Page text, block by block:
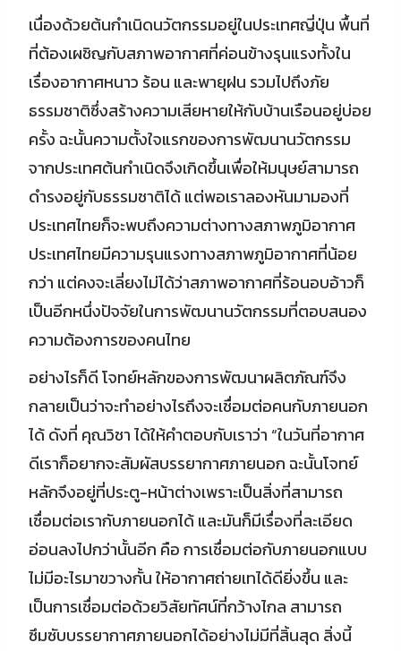
เนื่องด้วยต้นกำเนิดนวัตกรรมอยู่ในประเทศญี่ปุ่น พื้นที่
ที่ต้องเผชิญกับสภาพอากาศที่ค่อนข้างรุนแรงทั้งใน
เรื่องอากาศหนาว ร้อน และพายุฝน รวมไปถึงภัย
ธรรมชาติซึ่งสร้างความเสียหายให้กับบ้านเรือนอยู่บ่อย
ครั้ง ฉะนั้นความตั้งใจแรกของการพัฒนานวัตกรรม
จากประเทศต้นกำเนิดจึงเกิดขึ้นเพื่อให้มนุษย์สามารถ
ดำรงอยู่กับธรรมชาติได้ แต่พอเราลองหันมามองที่
ประเทศไทยก็จะพบถึงความต่างทางสภาพภูมิอากาศ
ประเทศไทยมีความรุนแรงทางสภาพภูมิอากาศที่น้อย
กว่า แต่คงจะเลี่ยงไม่ได้ว่าสภาพอากาศที่ร้อนอบอ้าวก็
เป็นอีกหนึ่งปัจจัยในการพัฒนานวัตกรรมที่ตอบสนอง
ความต้องการของคนไทย
อย่างไรก็ดี โจทย์หลักของการพัฒนาผลิตภัณฑ์จึง
กลายเป็นว่าจะทำอย่างไรถึงจะเชื่อมต่อคนกับภายนอก
ได้ ดังที่ คุณวิชา ได้ให้คำตอบกับเราว่า “ในวันที่อากาศ
ดีเราก็อยากจะสัมผัสบรรยากาศภายนอก ฉะนั้นโจทย์
หลักจึงอยู่ที่ประตู-หน้าต่างเพราะเป็นสิ่งที่สามารถ
เชื่อมต่อเรากับภายนอกได้ และมันก็มีเรื่องที่ละเอียด
อ่อนลงไปกว่านั้นอีก คือ การเชื่อมต่อกับภายนอกแบบ
ไม่มีอะไรมาขวางกั้น ให้อากาศถ่ายเทได้ดียิ่งขึ้น และ
เป็นการเชื่อมต่อด้วยวิสัยทัศน์ที่กว้างไกล สามารถ
ซึมซับบรรยากาศภายนอกได้อย่างไม่มีที่สิ้นสุด สิ่งนี้